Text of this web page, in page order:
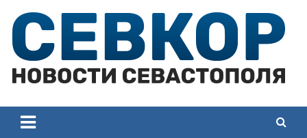
content
Севастополя
Севастополя